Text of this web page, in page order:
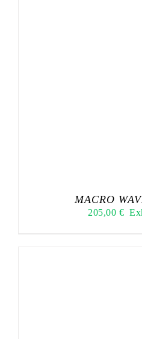
MACRO
205,00 €